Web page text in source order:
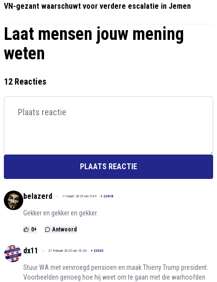
VN-gezant waarschuwt voor verdere escalatie in Jemen
Laat mensen jouw mening
weten
12 Reacties
PLAATS REACTIE
belazerd 11 maart 2025 om 9:45 + 22418
Gekker en gekker en gekker.
0+ Antwoord
dx11 27 februari 2025 om 18:44 + 23333
Stuur WA met vervroegd pensioen en maak Thierry Trump president.
Voorbeelden genoeg hoe hij weet om te gaan met die warhoofden